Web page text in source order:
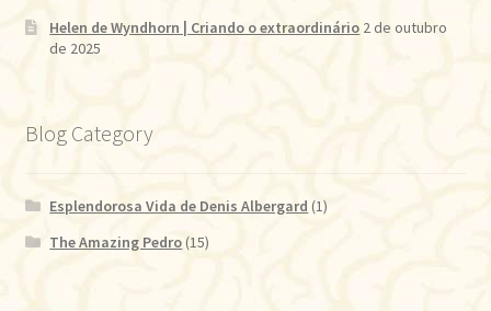
Helen de Wyndhorn | Criando o extraordinário 2 de outubro
de 2025
Blog Category
Esplendorosa Vida de Denis Albergard (1)
The Amazing Pedro (15)